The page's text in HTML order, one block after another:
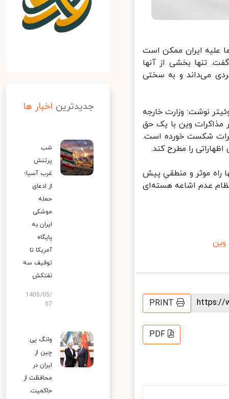
علیه ایران ممکن است
تنها بخشی از آنها
می‌داند و به سختی
نوشت: وزارت خارجه
وین با یک حق
شکست خورده است.
را مطرح کند.
موثر و منطقیِ پیش
عدم اشاعه هسته‌ای
PRINT
PDF
جدیدترین اخبار ها
شب
پرتنش
غرب آسیا؛
از ادعای
حمله
موشکی
ایران به
پایگاه
آمریکا تا
توقیف سه
نفتکش
1405/05/
07
وانگ یی:
چین از
ایران در
محافظت از
حاکمیت